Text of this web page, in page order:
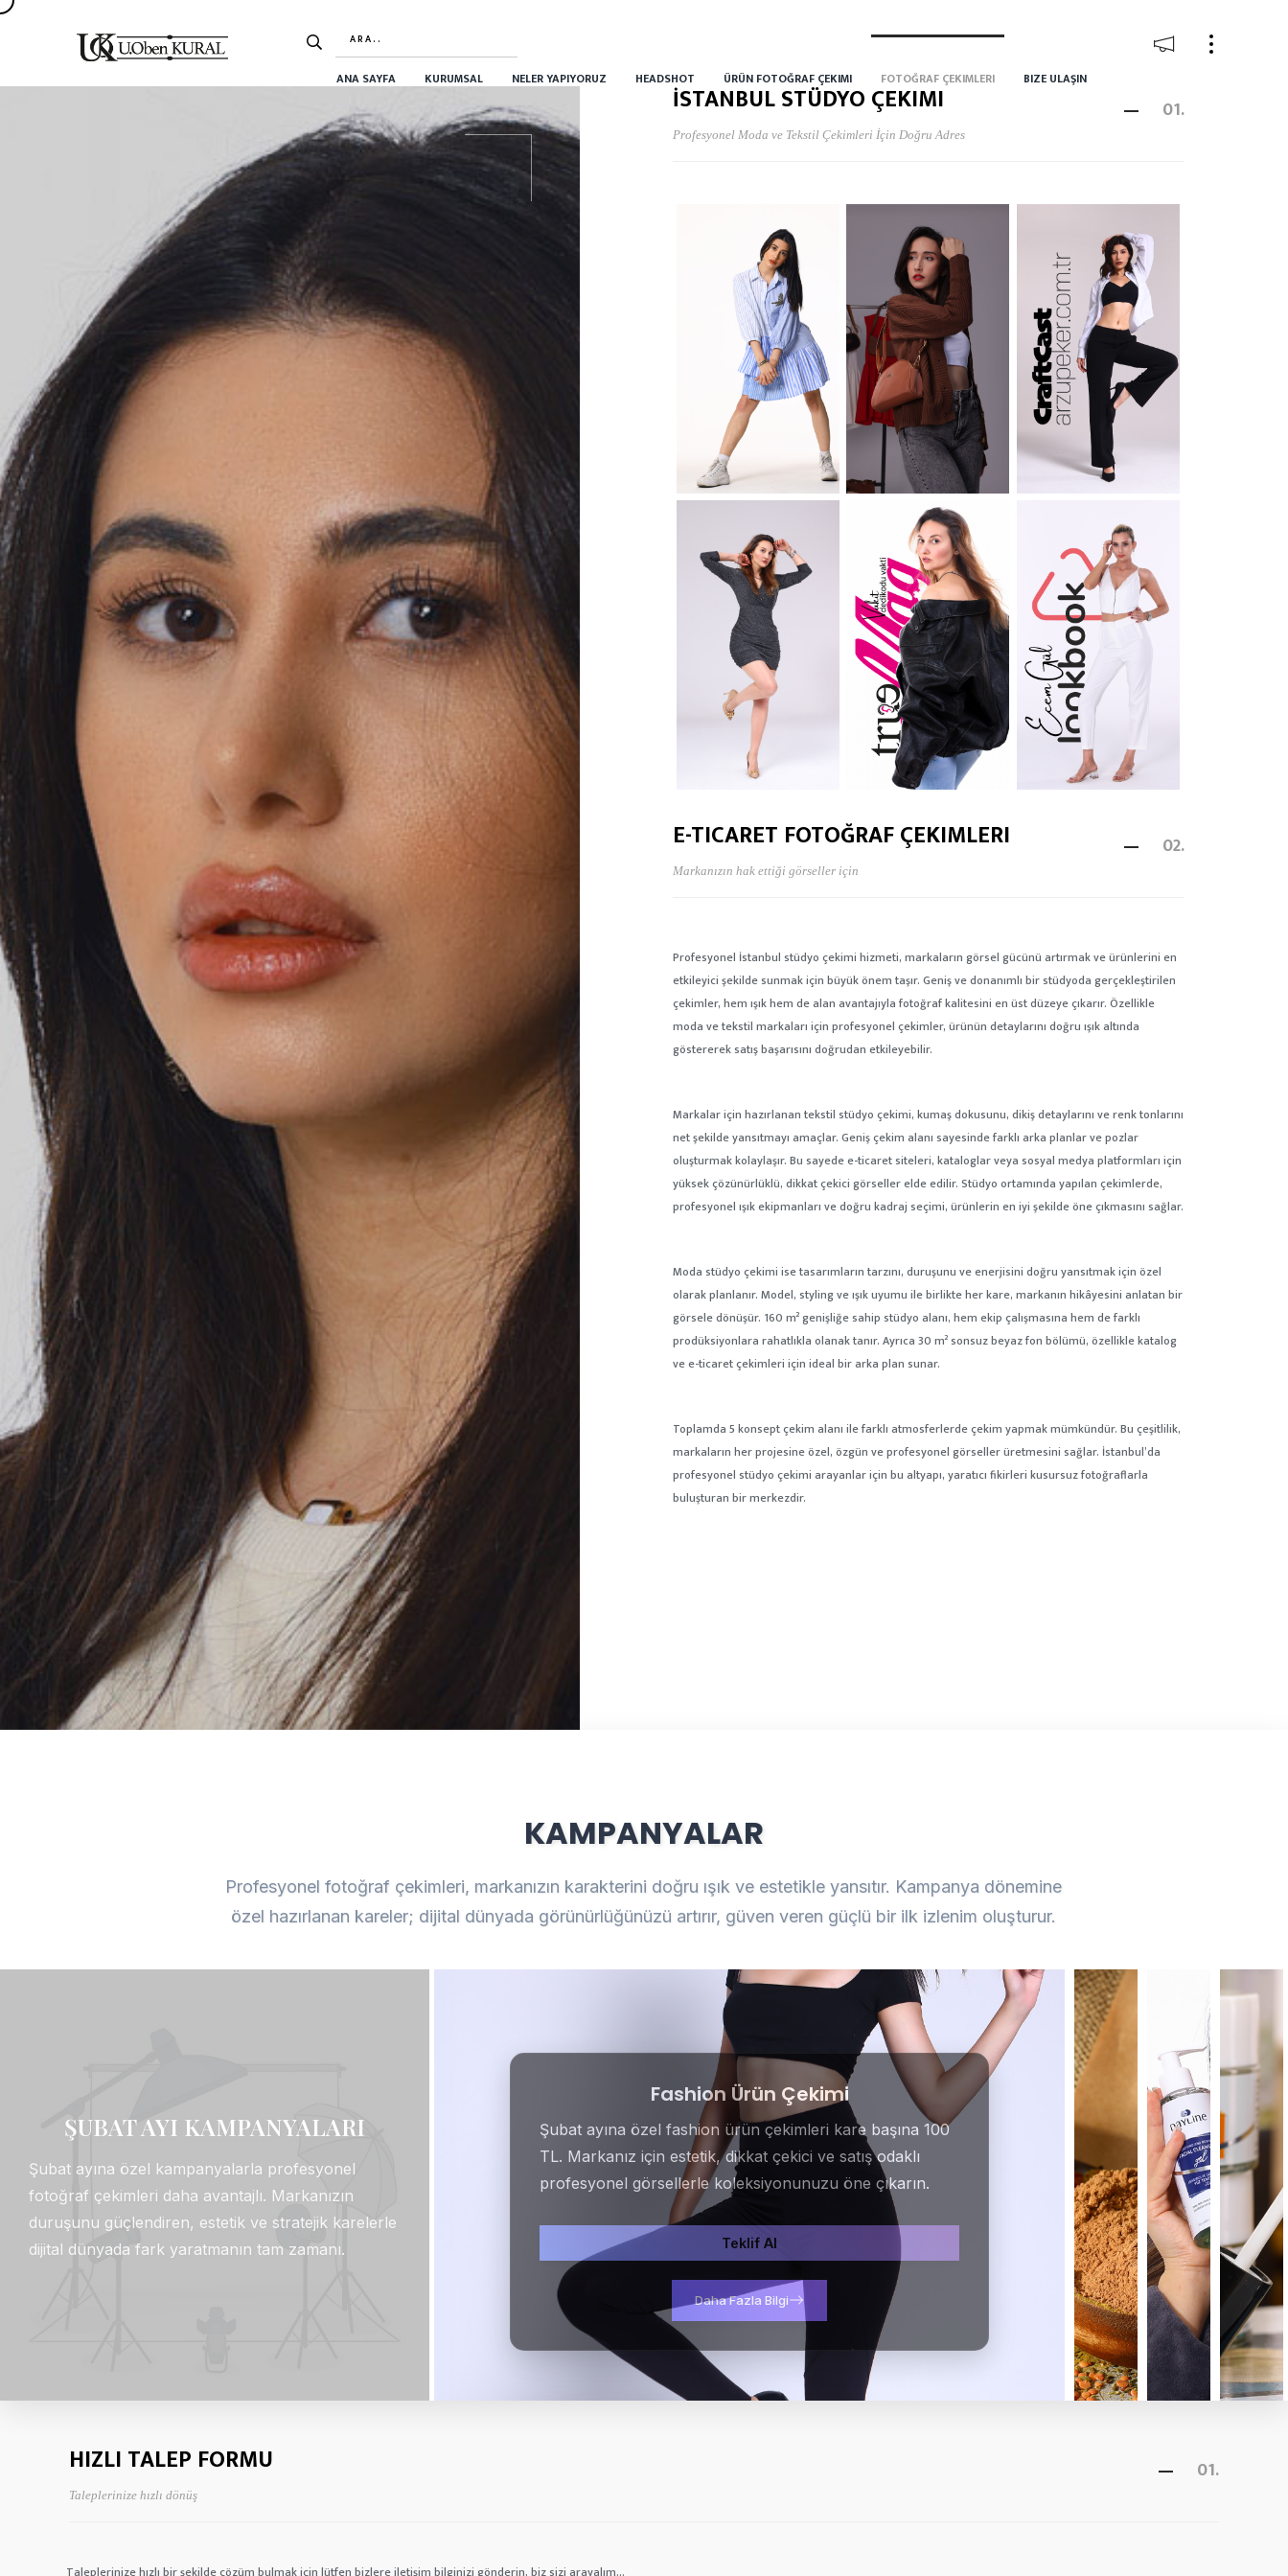
ANA SAYFA KURUMSAL NELER YAPIYORUZ HEADSHOT ÜRÜN FOTOĞRAF ÇEKIMI FOTOĞRAF ÇEKIMLERI BIZE ULAŞIN
İSTANBUL STÜDYO ÇEKIMI
Profesyonel Moda ve Tekstil Çekimleri İçin Doğru Adres
01.
E-TICARET FOTOĞRAF ÇEKIMLERI
Markanızın hak ettiği görseller için
02.
Profesyonel İstanbul stüdyo çekimi hizmeti, markaların görsel gücünü artırmak ve ürünlerini en
etkileyici şekilde sunmak için büyük önem taşır. Geniş ve donanımlı bir stüdyoda gerçekleştirilen
çekimler, hem ışık hem de alan avantajıyla fotoğraf kalitesini en üst düzeye çıkarır. Özellikle
moda ve tekstil markaları için profesyonel çekimler, ürünün detaylarını doğru ışık altında
göstererek satış başarısını doğrudan etkileyebilir.
Markalar için hazırlanan tekstil stüdyo çekimi, kumaş dokusunu, dikiş detaylarını ve renk tonlarını
net şekilde yansıtmayı amaçlar. Geniş çekim alanı sayesinde farklı arka planlar ve pozlar
oluşturmak kolaylaşır. Bu sayede e-ticaret siteleri, kataloglar veya sosyal medya platformları için
yüksek çözünürlüklü, dikkat çekici görseller elde edilir. Stüdyo ortamında yapılan çekimlerde,
profesyonel ışık ekipmanları ve doğru kadraj seçimi, ürünlerin en iyi şekilde öne çıkmasını sağlar.
Moda stüdyo çekimi ise tasarımların tarzını, duruşunu ve enerjisini doğru yansıtmak için özel
olarak planlanır. Model, styling ve ışık uyumu ile birlikte her kare, markanın hikâyesini anlatan bir
görsele dönüşür. 160 m² genişliğe sahip stüdyo alanı, hem ekip çalışmasına hem de farklı
prodüksiyonlara rahatlıkla olanak tanır. Ayrıca 30 m² sonsuz beyaz fon bölümü, özellikle katalog
ve e-ticaret çekimleri için ideal bir arka plan sunar.
Toplamda 5 konsept çekim alanı ile farklı atmosferlerde çekim yapmak mümkündür. Bu çeşitlilik,
markaların her projesine özel, özgün ve profesyonel görseller üretmesini sağlar. İstanbul’da
profesyonel stüdyo çekimi arayanlar için bu altyapı, yaratıcı fikirleri kusursuz fotoğraflarla
buluşturan bir merkezdir.
KAMPANYALAR
Profesyonel fotoğraf çekimleri, markanızın karakterini doğru ışık ve estetikle yansıtır. Kampanya dönemine
özel hazırlanan kareler; dijital dünyada görünürlüğünüzü artırır, güven veren güçlü bir ilk izlenim oluşturur.
ŞUBAT AYI KAMPANYALARI
Şubat ayına özel kampanyalarla profesyonel
fotoğraf çekimleri daha avantajlı. Markanızın
duruşunu güçlendiren, estetik ve stratejik karelerle
dijital dünyada fark yaratmanın tam zamanı.
Fashion Ürün Çekimi
Şubat ayına özel fashion ürün çekimleri kare başına 100
TL. Markanız için estetik, dikkat çekici ve satış odaklı
profesyonel görsellerle koleksiyonunuzu öne çıkarın.
Teklif Al
Daha Fazla Bilgi
Çekimi
Teklif Al Teklif AL
HIZLI TALEP FORMU
Taleplerinize hızlı dönüş
01.